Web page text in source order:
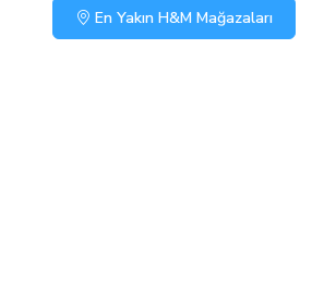
En Yakın H&M Mağazaları